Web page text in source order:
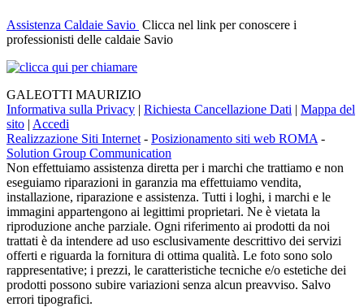
Assistenza Caldaie Savio Clicca nel link per conoscere i
professionisti delle caldaie Savio
GALEOTTI MAURIZIO
Informativa sulla Privacy | Richiesta Cancellazione Dati | Mappa del
sito | Accedi
Realizzazione Siti Internet - Posizionamento siti web ROMA -
Solution Group Communication
Non effettuiamo assistenza diretta per i marchi che trattiamo e non
eseguiamo riparazioni in garanzia ma effettuiamo vendita,
installazione, riparazione e assistenza. Tutti i loghi, i marchi e le
immagini appartengono ai legittimi proprietari. Ne è vietata la
riproduzione anche parziale. Ogni riferimento ai prodotti da noi
trattati è da intendere ad uso esclusivamente descrittivo dei servizi
offerti e riguarda la fornitura di ottima qualità. Le foto sono solo
rappresentative; i prezzi, le caratteristiche tecniche e/o estetiche dei
prodotti possono subire variazioni senza alcun preavviso. Salvo
errori tipografici.